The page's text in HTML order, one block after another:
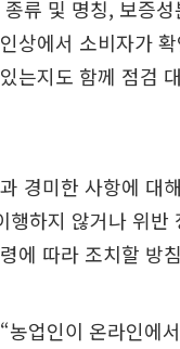
류 및 명칭, 보증
상에서 소비자가
는지도 함께 점검
경미한 사항에 대
행하지 않거나 위반
에 따라 조치할 방
농업인이 온라인에